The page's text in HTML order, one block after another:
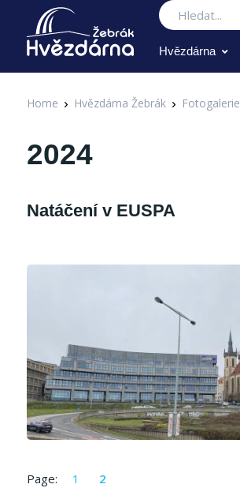
Hledat
Hvězdárna
Home Hvězdárna Žebrák Fotogalerie
2024
Natáčení v EUSPA
Page: 1 2